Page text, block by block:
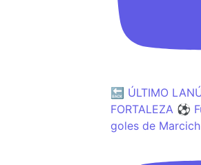
🔙 ÚLTIMO
FORTALEZA ⚽️
goles de